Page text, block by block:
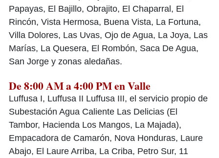
Papayas, El Bajillo, Obrajito, El Chaparral, El
Rincón, Vista Hermosa, Buena Vista, La Fortuna,
Villa Dolores, Las Uvas, Ojo de Agua, La Joya, Las
Marías, La Quesera, El Rombón, Saca De Agua,
San Jorge y zonas aledañas.
De 8:00 AM a 4:00 PM en Valle
Luffusa I, Luffusa II Luffusa III, el servicio propio de
Subestación Agua Caliente Las Delicias (El
Tambor, Hacienda Los Mangos, La Majada),
Empacadora de Camarón, Nova Honduras, Laure
Abajo, El Laure Arriba, La Criba, Petro Sur, 11